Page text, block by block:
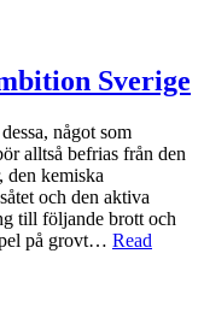
Sverige
något som
alltså befrias från den
den kemiska
och den aktiva
till följande brott och
på grovt… Read